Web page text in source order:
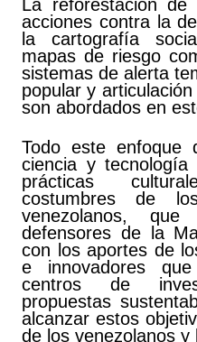
La reforestación de
acciones contra la
la cartografía
mapas de riesgo
sistemas de alerta
popular y
son abordados en
Todo este enfoque
ciencia y
prácticas
costumbres de
venezolanos,
defensores de la
con los aportes de
e innovadores
centros de
propuestas
alcanzar estos
de los venezolanos y